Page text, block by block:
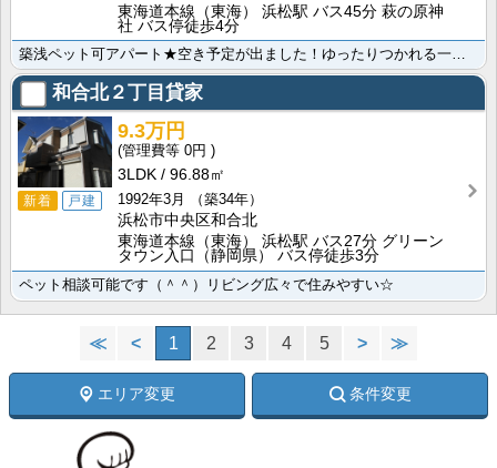
東海道本線（東海） 浜松駅 バス45分 萩の原神
社 バス停徒歩4分
築浅ペット可アパート★空き予定が出ました！ゆったりつかれる一坪風呂だけでなく、充実設備に恵まれた素敵･･･
和合北２丁目貸家
新着 戸建
9.3万円
0円
3LDK
96.88㎡
1992年3月
（築34年）
浜松市中央区和合北
東海道本線（東海） 浜松駅 バス27分 グリーン
タウン入口（静岡県） バス停徒歩3分
ペット相談可能です（＾＾）リビング広々で住みやすい☆
≪ < 1 2 3 4 5 > ≫
エリア変更 条件変更